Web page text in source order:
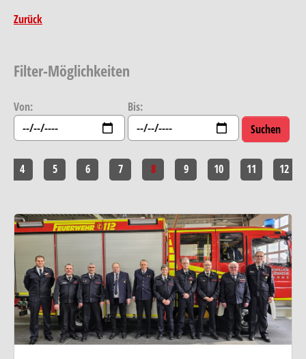
Zurück
Filter-Möglichkeiten
Von: Bis:
4 5 6 7 8 9 10 11 12